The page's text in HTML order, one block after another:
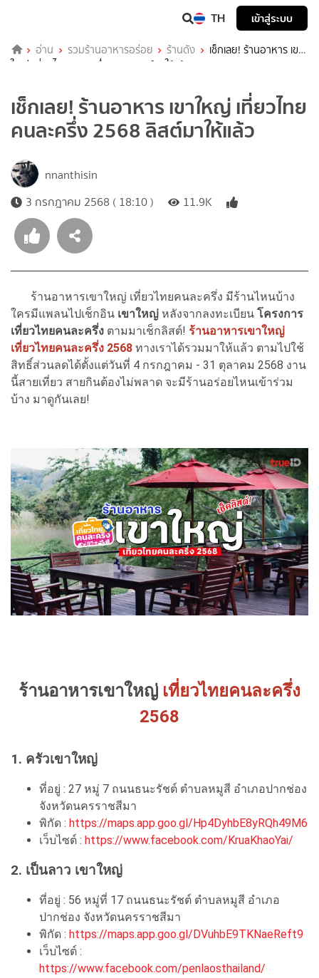
TH เข้าสู่ระบบ
อ่าน รวมร้านอาหารอร่อย ร้านดัง
เช็กเลย! ร้านอาหาร เขา
ใหญ่ เที่ยวไทยคนละครึ่ง 2568 ลิสต์มาให้แล้ว
เช็กเลย! ร้านอาหาร เขาใหญ่ เที่ยวไทย
คนละครึ่ง 2568 ลิสต์มาให้แล้ว
nnanthisin
3 กรกฎาคม 2568 ( 18:10 )
11.9K
ร้านอาหารเขาใหญ่ เที่ยวไทยคนละครึ่ง มีร้านไหนบ้าง
ใครมีแพลนไปเช็กอิน เขาใหญ่ หลังจากลงทะเบียน โครงการ
เที่ยวไทยคนละครึ่ง ตามมาเช็กลิสต์! ร้านอาหารเขาใหญ่
เที่ยวไทยคนละครึ่ง 2568 ทางเราได้รวมมาให้แล้ว ตามไปใช้
สิทธิ์ส่วนลดได้ตั้งแต่วันที่ 4 กรกฎาคม - 31 ตุลาคม 2568 งาน
นี้สายเที่ยว สายกินต้องไม่พลาด จะมีร้านอร่อยไหนเข้าร่วม
บ้าง มาดูกันเลย!
ร้านอาหารเขาใหญ่ เที่ยวไทยคนละครึ่ง
2568
1. ครัวเขาใหญ่
ที่อยู่ : 27 หมู่ 7 ถนนธนะรัชต์ ตำบลหมูสี อำเภอปากช่อง
จังหวัดนครราชสีมา
พิกัด : https://maps.app.goo.gl/Hp4DyhbE8yRQh49M6
เว็บไซต์ : https://www.facebook.com/KruaKhaoYai/
2. เป็นลาว เขาใหญ่
ที่อยู่ : 56 หมู่ที่ 17 ถนนธนะรัชต์ ตำบลหมูสี อำเภอ
ปากช่อง จังหวัดนครราชสีมา
พิกัด : https://maps.app.goo.gl/DVuhbE9TKNaeReft9
เว็บไซต์ :
https://www.facebook.com/penlaosthailand/